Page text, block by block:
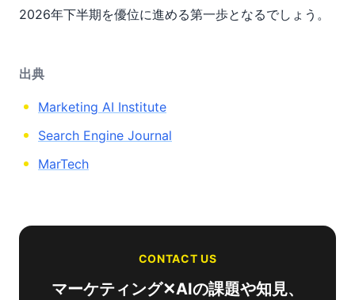
2026年下半期を優位に進める第一歩となるでしょう。
出典
Marketing AI Institute
Search Engine Journal
MarTech
CONTACT US
マーケティング✕AIの課題や知見、